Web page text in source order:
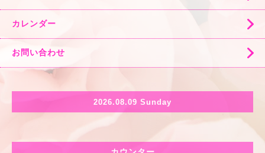
カレンダー
お問い合わせ
2026.08.09 Sunday